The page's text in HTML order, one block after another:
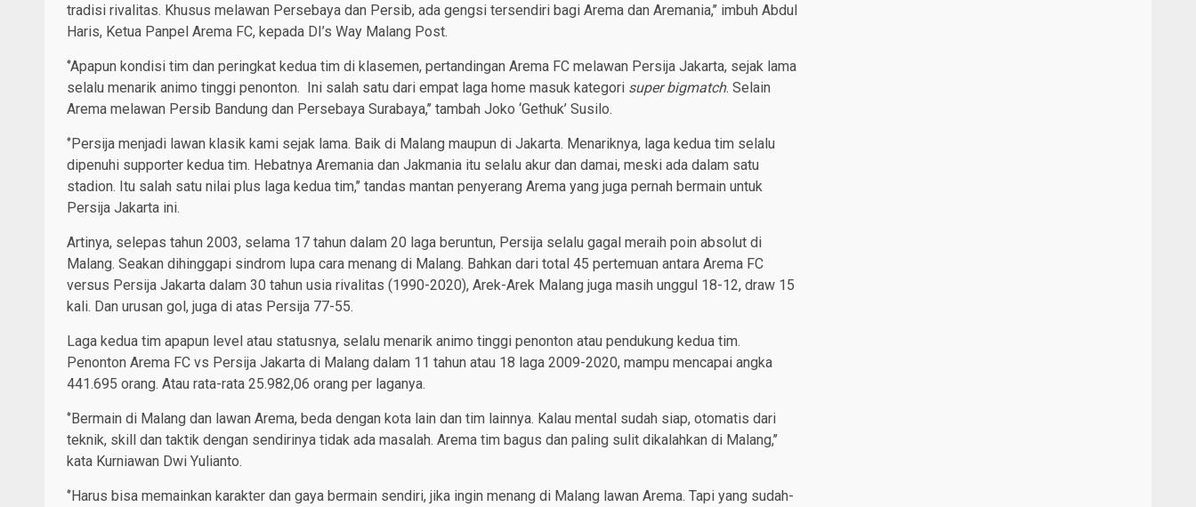
tradisi rivalitas. Khusus melawan Persebaya dan Persib, ada gengsi tersendiri bagi Arema dan Aremania,’’ imbuh Abdul
Haris, Ketua Panpel Arema FC, kepada DI’s Way Malang Post.
‘’Apapun kondisi tim dan peringkat kedua tim di klasemen, pertandingan Arema FC melawan Persija Jakarta, sejak lama
selalu menarik animo tinggi penonton. Ini salah satu dari empat laga home masuk kategori super bigmatch. Selain
Arema melawan Persib Bandung dan Persebaya Surabaya,’’ tambah Joko ‘Gethuk’ Susilo.
‘’Persija menjadi lawan klasik kami sejak lama. Baik di Malang maupun di Jakarta. Menariknya, laga kedua tim selalu
dipenuhi supporter kedua tim. Hebatnya Aremania dan Jakmania itu selalu akur dan damai, meski ada dalam satu
stadion. Itu salah satu nilai plus laga kedua tim,’’ tandas mantan penyerang Arema yang juga pernah bermain untuk
Persija Jakarta ini.
Artinya, selepas tahun 2003, selama 17 tahun dalam 20 laga beruntun, Persija selalu gagal meraih poin absolut di
Malang. Seakan dihinggapi sindrom lupa cara menang di Malang. Bahkan dari total 45 pertemuan antara Arema FC
versus Persija Jakarta dalam 30 tahun usia rivalitas (1990-2020), Arek-Arek Malang juga masih unggul 18-12, draw 15
kali. Dan urusan gol, juga di atas Persija 77-55.
Laga kedua tim apapun level atau statusnya, selalu menarik animo tinggi penonton atau pendukung kedua tim.
Penonton Arema FC vs Persija Jakarta di Malang dalam 11 tahun atau 18 laga 2009-2020, mampu mencapai angka
441.695 orang. Atau rata-rata 25.982,06 orang per laganya.
‘’Bermain di Malang dan lawan Arema, beda dengan kota lain dan tim lainnya. Kalau mental sudah siap, otomatis dari
teknik, skill dan taktik dengan sendirinya tidak ada masalah. Arema tim bagus dan paling sulit dikalahkan di Malang,’’
kata Kurniawan Dwi Yulianto.
‘’Harus bisa memainkan karakter dan gaya bermain sendiri, jika ingin menang di Malang lawan Arema. Tapi yang sudah-